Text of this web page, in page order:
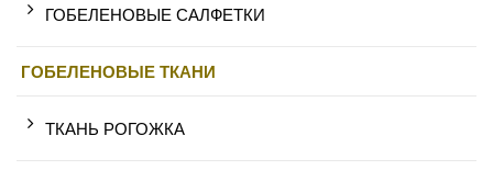
ГОБЕЛЕНОВЫЕ САЛФЕТКИ
ГОБЕЛЕНОВЫЕ ТКАНИ
ТКАНЬ РОГОЖКА